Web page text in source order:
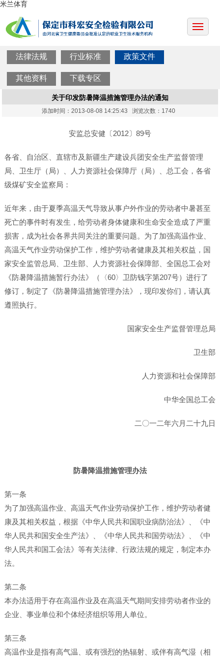
米兰体育
法律法规 行业标准 政策文件
其他资料 下载专区
关于印发防暑降温措施管理办法的通知
添加时间：2013-08-08 14:25:43 浏览次数：1740
安监总安健〔2012〕89号
各省、自治区、直辖市及新疆生产建设兵团安全生产监督管理
局、卫生厅（局）、人力资源社会保障厅（局）、总工会，各省
级煤矿安全监察局：
近年来，由于夏季高温天气导致从事户外作业的劳动者中暑甚至
死亡的事件时有发生，给劳动者身体健康和生命安全造成了严重
损害，成为社会各界共同关注的重要问题。为了加强高温作业、
高温天气作业劳动保护工作，维护劳动者健康及其相关权益，国
家安全监管总局、卫生部、人力资源社会保障部、全国总工会对
《防暑降温措施暂行办法》（〈60〉卫防钱字第207号）进行了
修订，制定了《防暑降温措施管理办法》，现印发你们，请认真
遵照执行。
国家安全生产监督管理总局
卫生部
人力资源和社会保障部
中华全国总工会
二〇一二年六月二十九日
防暑降温措施管理办法
第一条
为了加强高温作业、高温天气作业劳动保护工作，维护劳动者健
康及其相关权益，根据《中华人民共和国职业病防治法》、《中
华人民共和国安全生产法》、《中华人民共和国劳动法》、《中
华人民共和国工会法》等有关法律、行政法规的规定，制定本办
法。
第二条
本办法适用于存在高温作业及在高温天气期间安排劳动者作业的
企业、事业单位和个体经济组织等用人单位。
第三条
高温作业是指有高气温、或有强烈的热辐射、或伴有高气湿（相